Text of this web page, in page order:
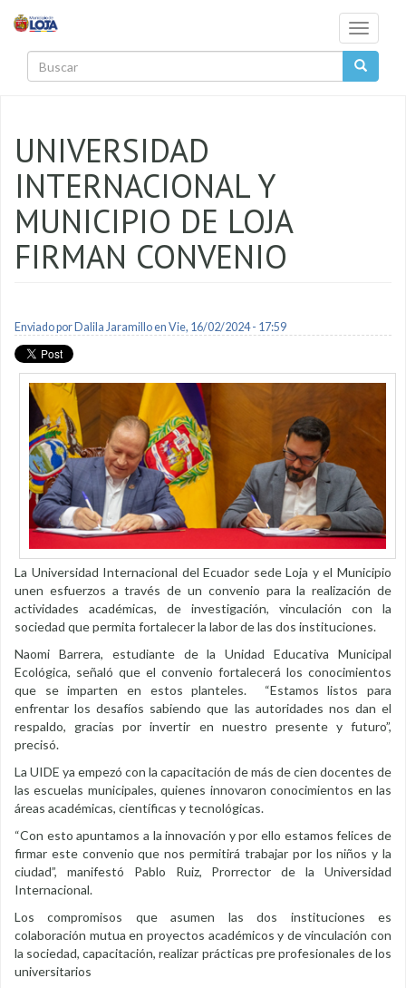
Toggle
UNIVERSIDAD
INTERNACIONAL Y
MUNICIPIO DE LOJA
FIRMAN CONVENIO
Enviado por Dalila Jaramilloen Vie, 16/02/2024 - 17:59
La Universidad Internacional del Ecuador sede Loja y el Municipio
unen esfuerzos a través de un convenio para la realización de
actividades académicas, de investigación, vinculación con la
sociedad que permita fortalecer la labor de las dos instituciones.
Naomi Barrera, estudiante de la Unidad Educativa Municipal
Ecológica, señaló que el convenio fortalecerá los conocimientos
que se imparten en estos planteles. “Estamos listos para
enfrentar los desafíos sabiendo que las autoridades nos dan el
respaldo, gracias por invertir en nuestro presente y futuro”,
precisó.
La UIDE ya empezó con la capacitación de más de cien docentes de
las escuelas municipales, quienes innovaron conocimientos en las
áreas académicas, científicas y tecnológicas.
“Con esto apuntamos a la innovación y por ello estamos felices de
firmar este convenio que nos permitirá trabajar por los niños y la
ciudad”, manifestó Pablo Ruiz, Prorrector de la Universidad
Internacional.
Los compromisos que asumen las dos instituciones es
colaboración mutua en proyectos académicos y de vinculación con
la sociedad, capacitación, realizar prácticas pre profesionales de los
universitarios